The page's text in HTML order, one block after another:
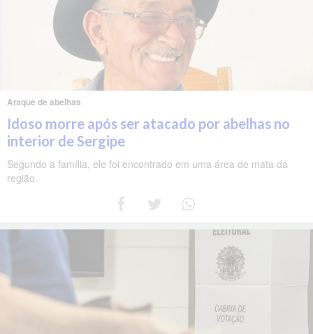
Ataque de abelhas
Idoso morre após ser atacado por abelhas no
interior de Sergipe
Segundo a família, ele foi encontrado em uma área de mata da
região.